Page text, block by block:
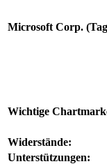
Microsoft Corp.
Wichtige
Widerstände:
Unterstützungen: